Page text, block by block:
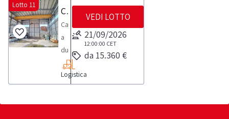
Lotto 11
Carroponte a due bozzelli Fom
Carroponte
a
due
bozzelli
Fom
Logistica
VEDI LOTTO
21/09/2026
12:00:00 CET
da 15.360 €